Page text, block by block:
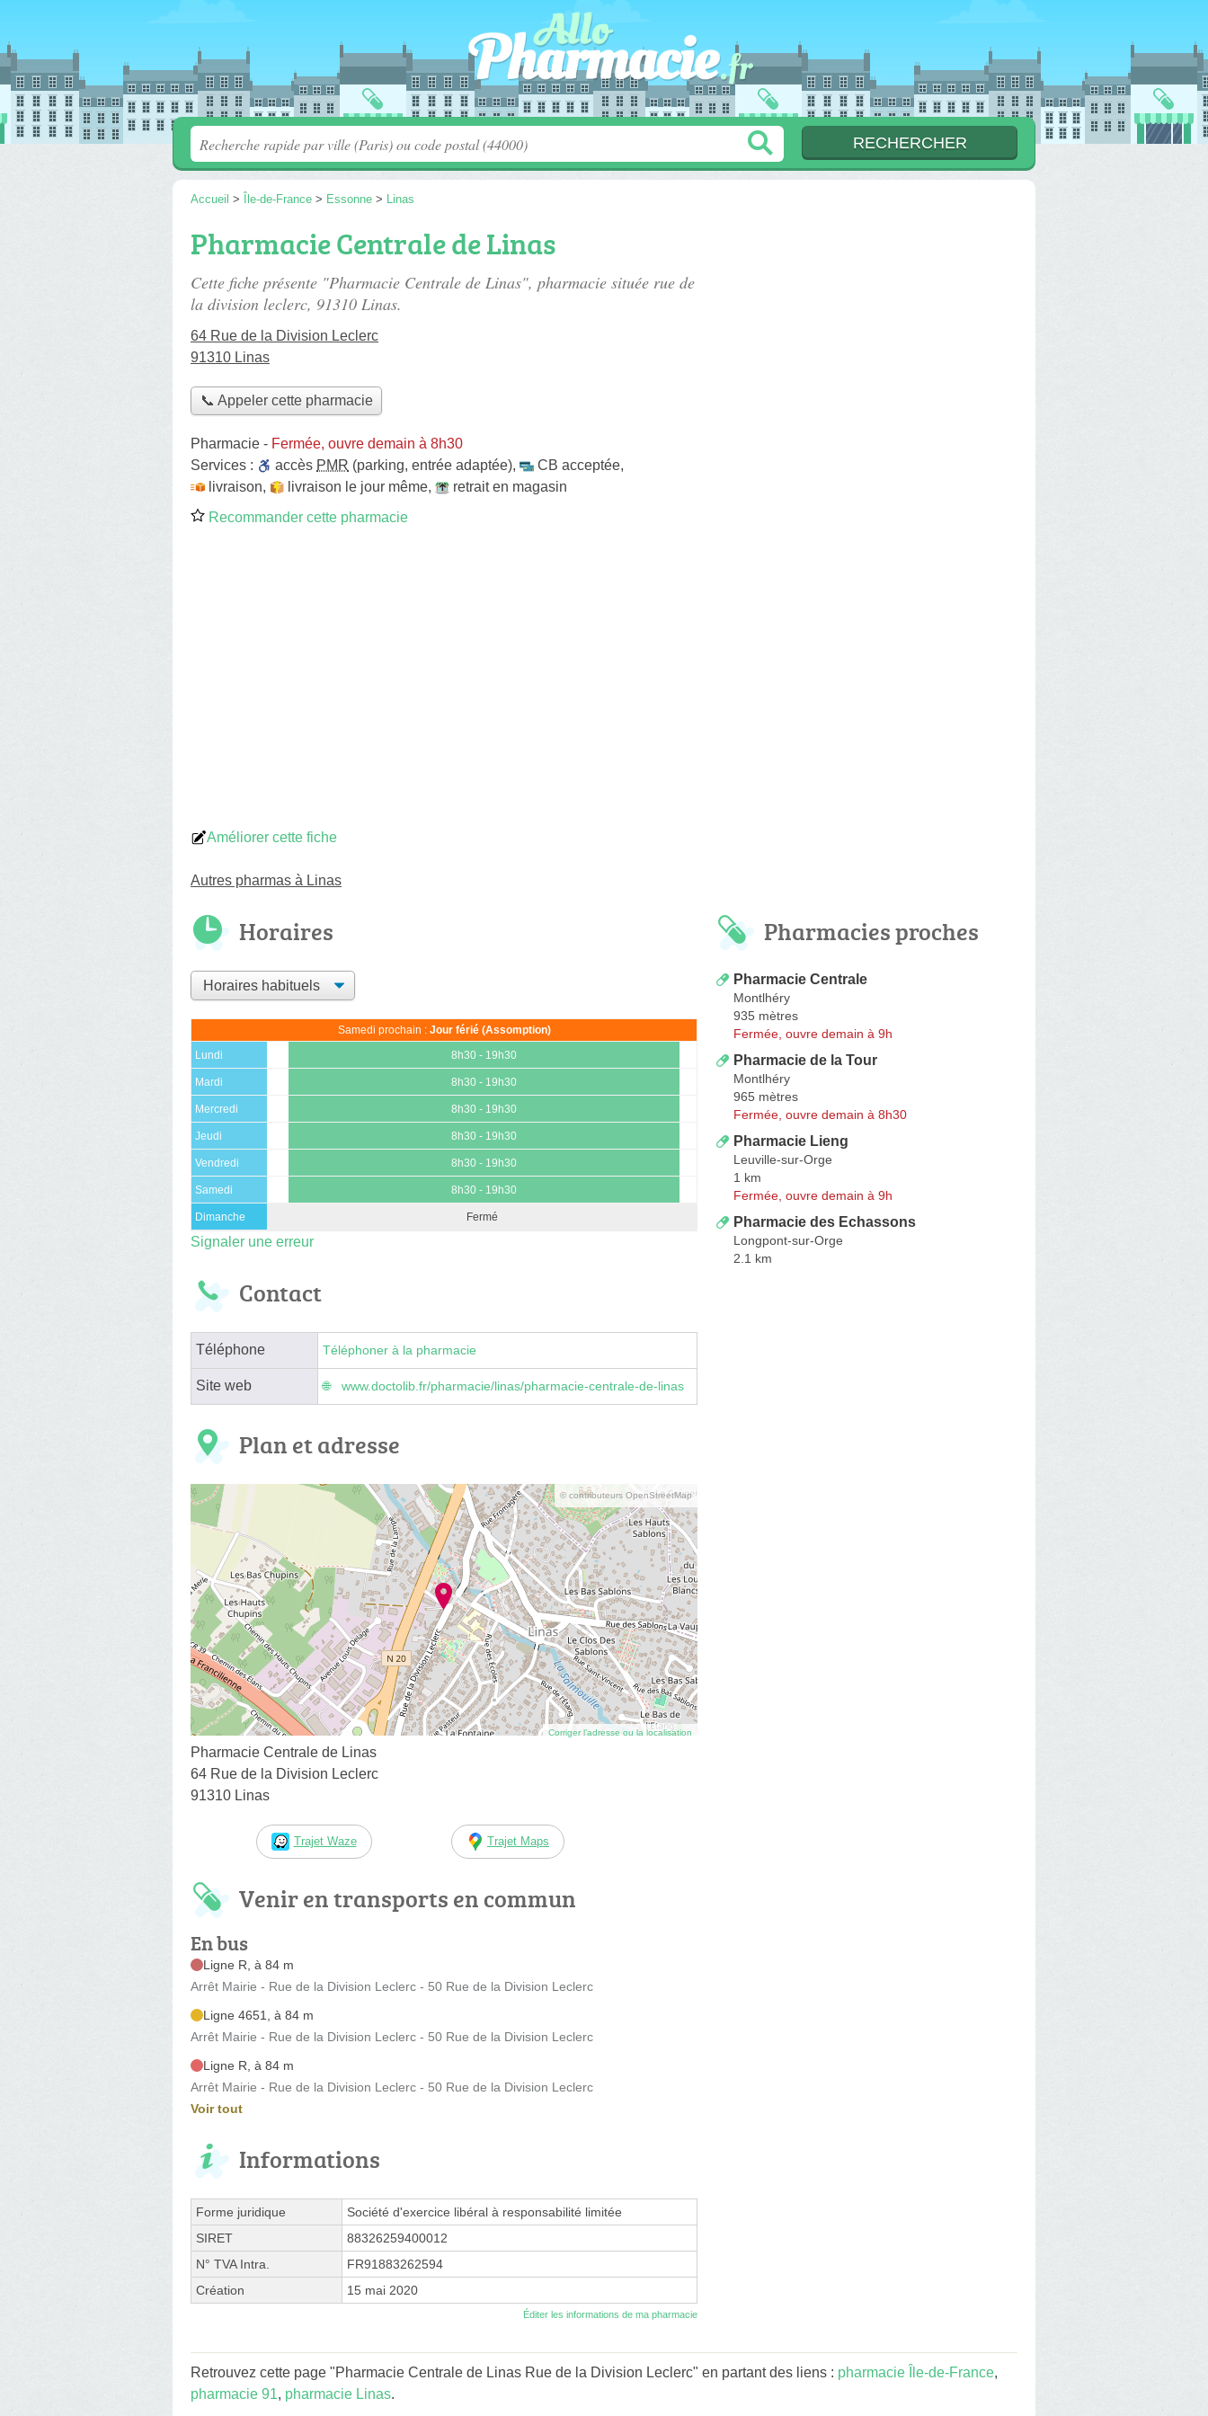
Accueil > Île-de-France > Essonne > Linas
Pharmacie Centrale de Linas
Cette fiche présente "Pharmacie Centrale de Linas", pharmacie située rue de
la division leclerc, 91310 Linas.
64 Rue de la Division Leclerc
91310 Linas
📞 Appeler cette pharmacie
Pharmacie - Fermée, ouvre demain à 8h30
Services :
accès PMR (parking, entrée adaptée), CB acceptée,
livraison, livraison le jour même,
retrait en magasin
Recommander cette pharmacie
Améliorer cette fiche
Autres pharmas à Linas
Horaires
Samedi prochain : Jour férié (Assomption)
Lundi 8h30 - 19h30
Mardi 8h30 - 19h30
Mercredi 8h30 - 19h30
Jeudi 8h30 - 19h30
Vendredi 8h30 - 19h30
Samedi 8h30 - 19h30
Dimanche Fermé
Signaler une erreur
Contact
Téléphone Téléphoner à la pharmacie
Site web www.doctolib.fr/pharmacie/linas/pharmacie-centrale-de-linas
Plan et adresse
© contributeurs OpenStreetMap
Corriger l’adresse ou la localisation
Pharmacie Centrale de Linas
64 Rue de la Division Leclerc
91310 Linas
Trajet Waze Trajet Maps
Venir en transports en commun
En bus
Ligne R, à 84 m
Arrêt Mairie - Rue de la Division Leclerc - 50 Rue de la Division Leclerc
Ligne 4651, à 84 m
Arrêt Mairie - Rue de la Division Leclerc - 50 Rue de la Division Leclerc
Ligne R, à 84 m
Arrêt Mairie - Rue de la Division Leclerc - 50 Rue de la Division Leclerc
Voir tout
Informations
Forme juridique
Société d'exercice libéral à responsabilité limitée
SIRET
88326259400012
N° TVA Intra.
FR91883262594
Création
15 mai 2020
Éditer les informations de ma pharmacie
Pharmacies proches
Pharmacie Centrale
Montlhéry
935 mètres
Fermée, ouvre demain à 9h
Pharmacie de la Tour
Montlhéry
965 mètres
Fermée, ouvre demain à 8h30
Pharmacie Lieng
Leuville-sur-Orge
1 km
Fermée, ouvre demain à 9h
Pharmacie des Echassons
Longpont-sur-Orge
2.1 km
Retrouvez cette page "Pharmacie Centrale de Linas Rue de la Division Leclerc" en partant des liens : pharmacie Île-de-France,
pharmacie 91, pharmacie Linas.